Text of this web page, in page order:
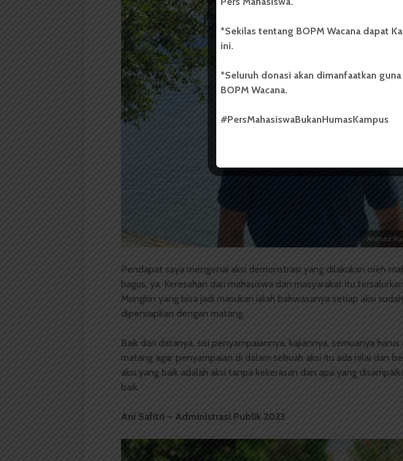
Ahmad
Pendapat saya mengenai aksi demonstrasi yang dilakukan oleh
bagus, ya. Keresahan dari mahasiswa dan masyarakat itu
Mungkin yang bisa jadi masukan ialah bahwasanya setiap aksi
dipersiapkan dengan matang.
Baik dari datanya, sisi penyampaiannya, kajiannya, semuanya
matang agar penyampaian di dalam sebuah aksi itu ada nilai dan
aksi yang baik adalah aksi tanpa kekerasan dan apa yang
baik.
Ani Safitri – Administrasi Publik 2023
*Sekilas tentang BOPM Wacana dapat
ini.
*Seluruh donasi akan dimanfaatkan
BOPM Wacana.
#PersMahasiswaBukanHumasKampus